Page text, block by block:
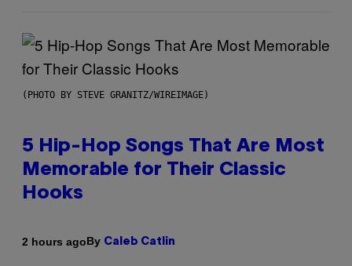
(PHOTO BY STEVE GRANITZ/WIREIMAGE)
5 Hip-Hop Songs That Are Most
Memorable for Their Classic
Hooks
2 hours agoBy Caleb Catlin